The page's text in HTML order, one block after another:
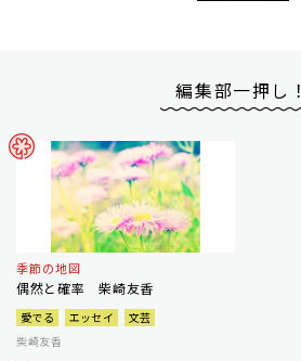
編集部一押し！
季節の地図
偶然と確率 柴崎友香
愛でる エッセイ
文芸
柴崎友香